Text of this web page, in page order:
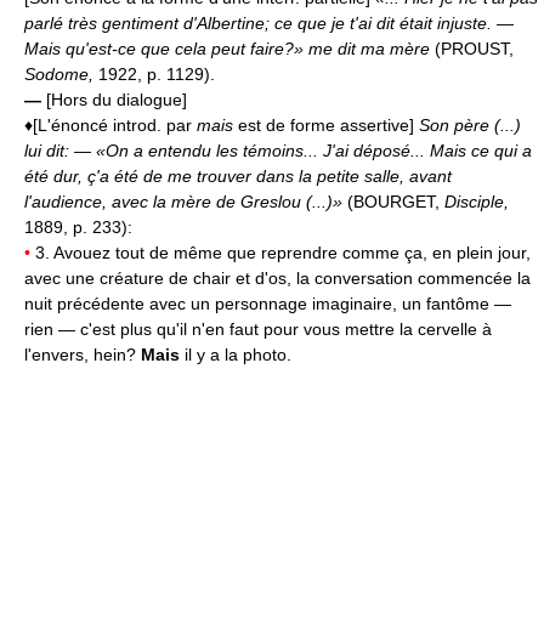
parlé très gentiment d'Albertine; ce que je t'ai dit était injuste. —
Mais qu'est-ce que cela peut faire?» me dit ma mère (PROUST,
Sodome, 1922, p. 1129).
— [Hors du dialogue]
♦[L'énoncé introd. par mais est de forme assertive] Son père (...)
lui dit: — «On a entendu les témoins... J'ai déposé... Mais ce qui a
été dur, ç'a été de me trouver dans la petite salle, avant
l'audience, avec la mère de Greslou (...)» (BOURGET, Disciple,
1889, p. 233):
• 3. Avouez tout de même que reprendre comme ça, en plein jour,
avec une créature de chair et d'os, la conversation commencée la
nuit précédente avec un personnage imaginaire, un fantôme —
rien — c'est plus qu'il n'en faut pour vous mettre la cervelle à
l'envers, hein? Mais il y a la photo.